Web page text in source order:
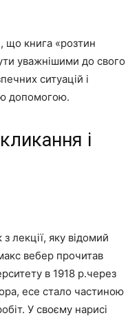
що книга «розтин
уважнішими до свого
ситуацій і
допомогою.
і
лекції, яку відомий
вебер прочитав
в 1918 р.через
есе стало частиною
У своєму нарисі